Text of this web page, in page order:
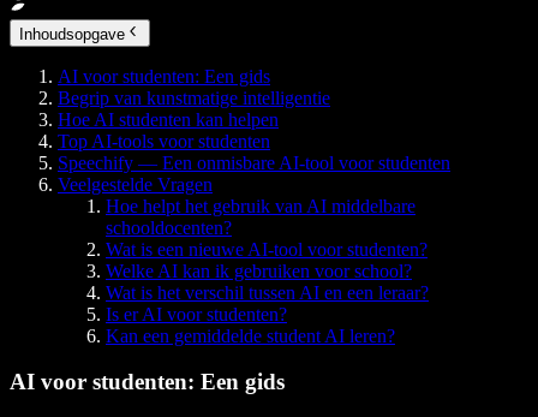
Inhoudsopgave
AI voor studenten: Een gids
Begrip van kunstmatige intelligentie
Hoe AI studenten kan helpen
Top AI-tools voor studenten
Speechify — Een onmisbare AI-tool voor studenten
Veelgestelde Vragen
Hoe helpt het gebruik van AI middelbare
schooldocenten?
Wat is een nieuwe AI-tool voor studenten?
Welke AI kan ik gebruiken voor school?
Wat is het verschil tussen AI en een leraar?
Is er AI voor studenten?
Kan een gemiddelde student AI leren?
AI voor studenten: Een gids